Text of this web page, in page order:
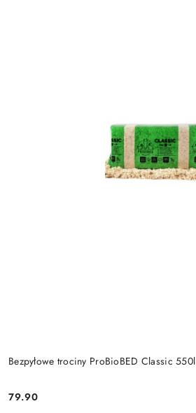
Bezpyłowe trociny ProBioBED Classic 550l
Cena:
79.90